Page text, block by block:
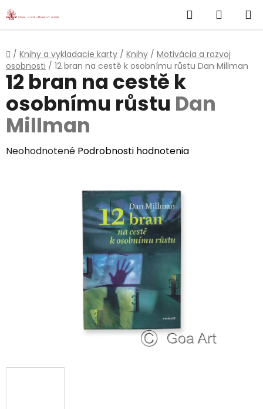
Prejsť
na
Hľadať
KOŠÍK
Domov
/ Knihy a vykladacie karty / Knihy / Motivácia a rozvoj
osobnosti / 12 bran na cestě k osobnímu růstu Dan Millman
12 bran na cestě k
osobnímu růstu Dan
Millman
Priemerné
Neohodnotené Podrobnosti hodnotenia